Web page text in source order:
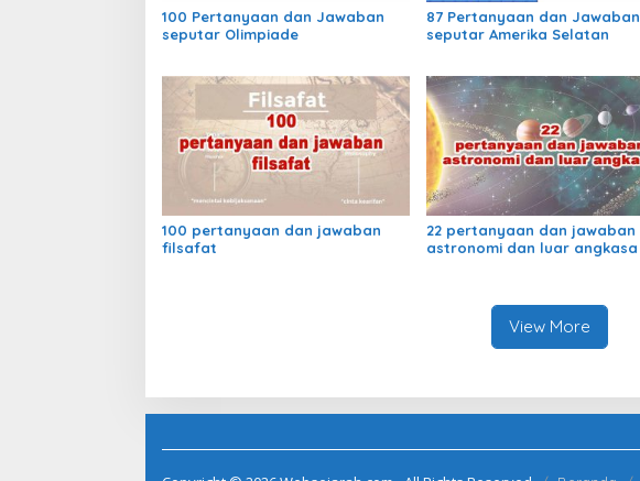
100 Pertanyaan dan Jawaban
seputar Olimpiade
87 Pertanyaan dan Jawaban
seputar Amerika Selatan
100 pertanyaan dan jawaban
filsafat
22 pertanyaan dan jawaban
astronomi dan luar angkasa
View More